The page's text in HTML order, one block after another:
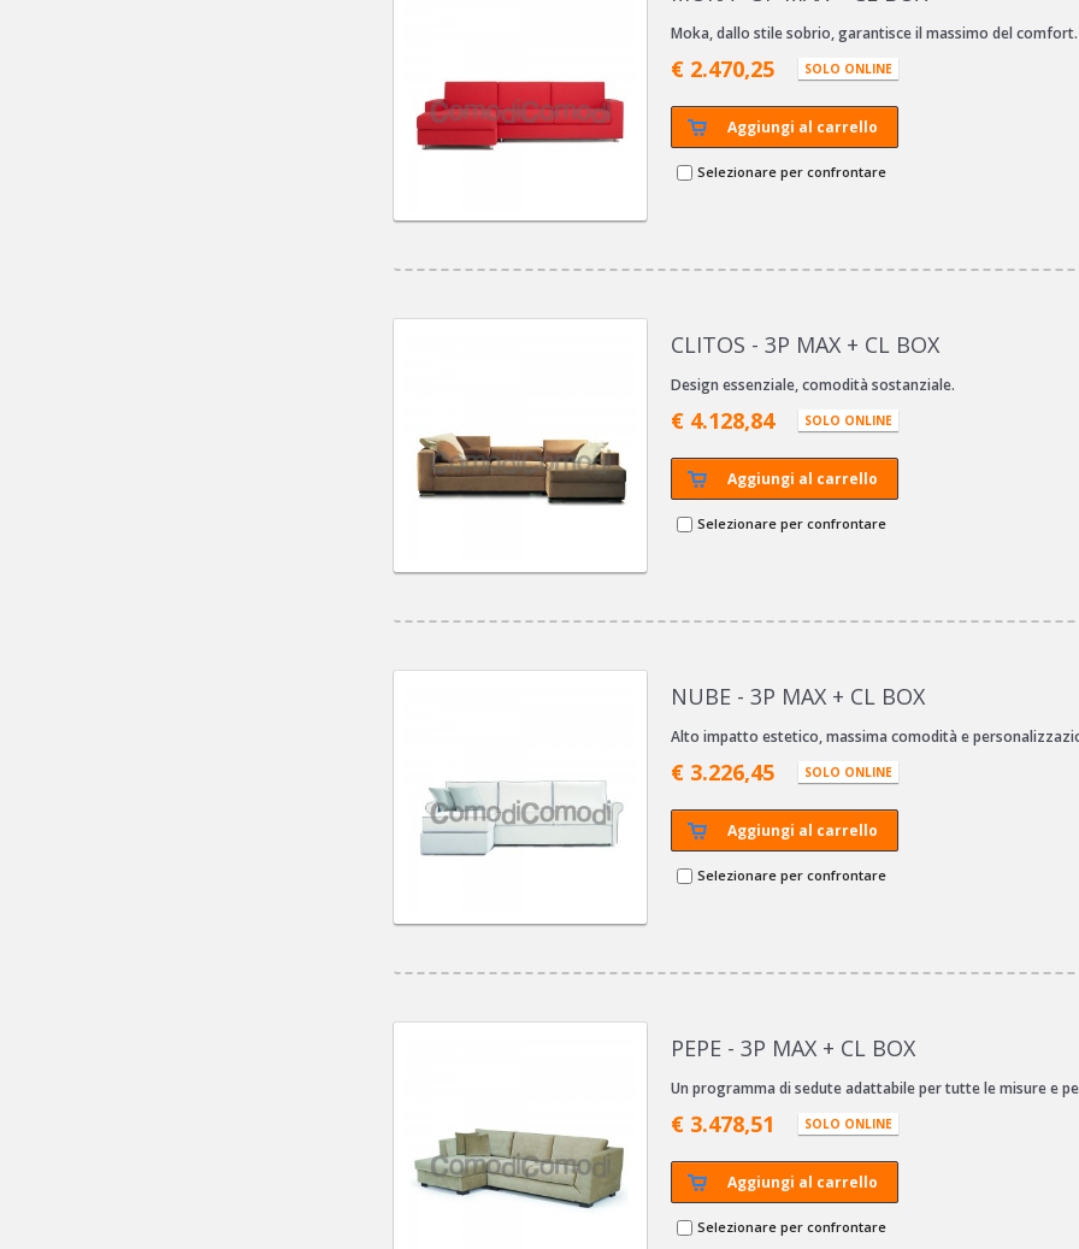
Moka, dallo stile sobrio, garantisce il massimo del comfort.
€ 2.470,25 SOLO ONLINE
Aggiungi al carrello
Selezionare per confrontare
CLITOS - 3P MAX + CL BOX
Design essenziale, comodità sostanziale.
€ 4.128,84 SOLO ONLINE
Aggiungi al carrello
Selezionare per confrontare
NUBE - 3P MAX + CL BOX
Alto impatto estetico, massima comodità e
€ 3.226,45 SOLO ONLINE
Aggiungi al carrello
Selezionare per confrontare
PEPE - 3P MAX + CL BOX
Un programma di sedute adattabile per tutte le misure e
€ 3.478,51 SOLO ONLINE
Aggiungi al carrello
Selezionare per confrontare